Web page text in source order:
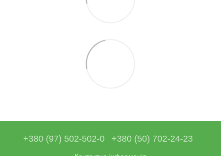
+380 (97) 502-502-0 +380 (50) 702-24-23